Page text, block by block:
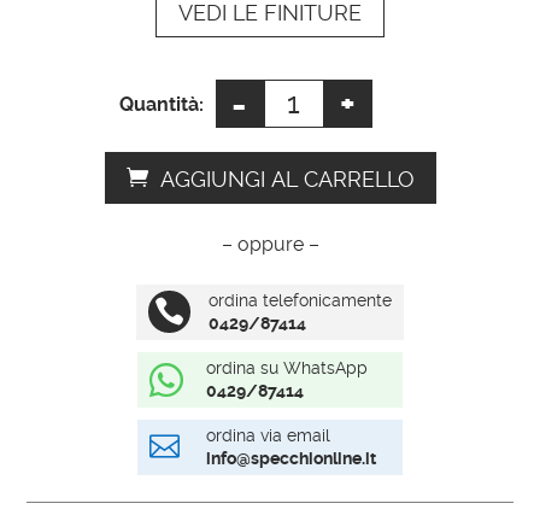
VEDI LE FINITURE
Quantità: -
Specchio
rotondo
quantità
+
AGGIUNGI AL CARRELLO
– oppure –

ordina telefonicamente
0429/87414

ordina su WhatsApp
0429/87414

ordina via email
info@specchionline.it